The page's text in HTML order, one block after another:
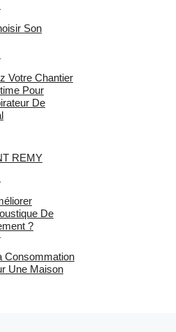
Son
Votre Chantier
Pour
De
REMY
De
?
Consommation
Une Maison